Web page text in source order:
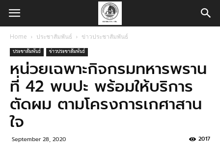
Home ประชาสัมพันธ์ ข่าวประชาสัมพันธ์
ประชาสัมพันธ์ ข่าวประชาสัมพันธ์
หน่วยเฉพาะกิจกรมทหารพราน
ที่ 42 พบปะ พร้อมให้บริการ
ตัดผม ตามโครงการเกศาสาน
ใจ
September 28, 2020 2017